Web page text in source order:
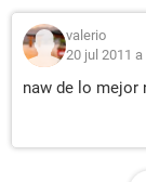
valerio
20 jul 2011
naw de lo mejor